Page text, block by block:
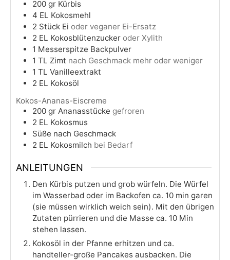
200 gr Kürbis
4 EL Kokosmehl
2 Stück Ei oder veganer Ei-Ersatz
2 EL Kokosblütenzucker oder Xylith
1 Messerspitze Backpulver
1 TL Zimt nach Geschmack mehr oder weniger
1 TL Vanilleextrakt
2 EL Kokosöl
Kokos-Ananas-Eiscreme
200 gr Ananasstücke gefroren
2 EL Kokosmus
Süße nach Geschmack
2 EL Kokosmilch bei Bedarf
ANLEITUNGEN
Den Kürbis putzen und grob würfeln. Die Würfel
im Wasserbad oder im Backofen ca. 10 min garen
(sie müssen wirklich weich sein). Mit den übrigen
Zutaten pürrieren und die Masse ca. 10 Min
stehen lassen.
Kokosöl in der Pfanne erhitzen und ca.
handteller-große Pancakes ausbacken. Die